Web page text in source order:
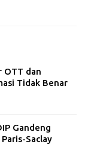
OTT dan
Tidak Benar
Gandeng
Saclay